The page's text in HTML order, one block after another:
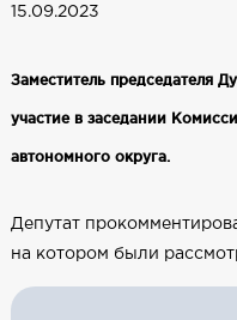
15.09.2023
Заместитель председателя
участие в заседании
автономного округа.
Депутат
на котором были